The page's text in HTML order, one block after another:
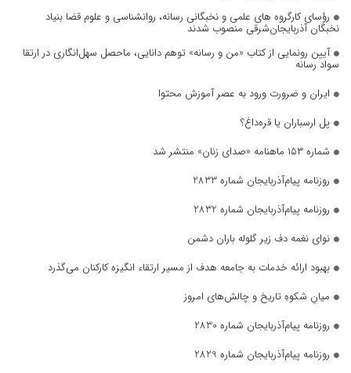
رؤسای کارگروه های علمی و نخبگانی رسانه، روانشناسی و علوم قضا بنیاد
نخبگان آذربایجان‌شرقی منصوب شدند
آیین رونمایی از کتاب «من و رسانه» توهم دانایی، ماحصل سهل‌انگاری در ارتقا
سواد رسانه
ایران و ضرورت ورود به عصر آموزش محتوا
پل ارسباران یا قره‌داغ؟
شماره ۱۵۳ ماهنامه «صدای زنان» منتشر شد
روزنامه پیام‌آذربایجان شماره 2833
روزنامه پیام‌آذربایجان شماره 2832
نوای نغمه دف زیر گلوله باران دشمن
بهبود ارائه خدمات به جامعه هدف از مسیر ارتقاء انگیزه کارکنان می‌گذرد
میانِ شکوهِ تاریخ و چالش‌های امروز
روزنامه پیام‌آذربایجان شماره 2830
روزنامه پیام‌آذربایجان شماره 2829